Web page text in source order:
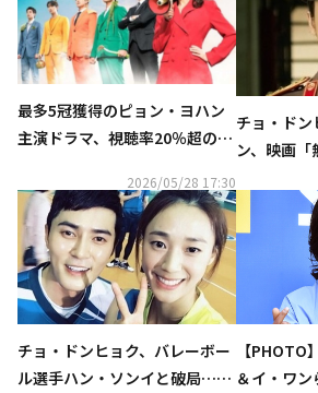
最多5冠獲得のピョン・ヨハン
主演ドラマ、視聴率20％超の話
マチャンネルに注目2026/05/28 17:30
チョ・ドン
ン、映画
定…スパ
チョ・ドンヒョク、バレーボー
ル選手ハン・ソンイと破局…20
【PHOTO
＆イ・ワ